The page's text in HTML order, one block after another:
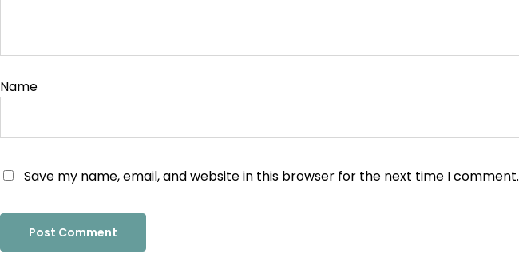
Name
Save my name, email, and website in this browser for the next time I comment.